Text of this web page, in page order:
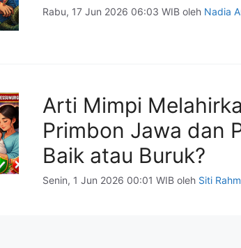
Rabu, 17 Jun 2026 06:03 WIB oleh Nadia
Arti Mimpi
Primbon Jawa dan
Baik atau Buruk?
Senin, 1 Jun 2026 00:01 WIB oleh Siti